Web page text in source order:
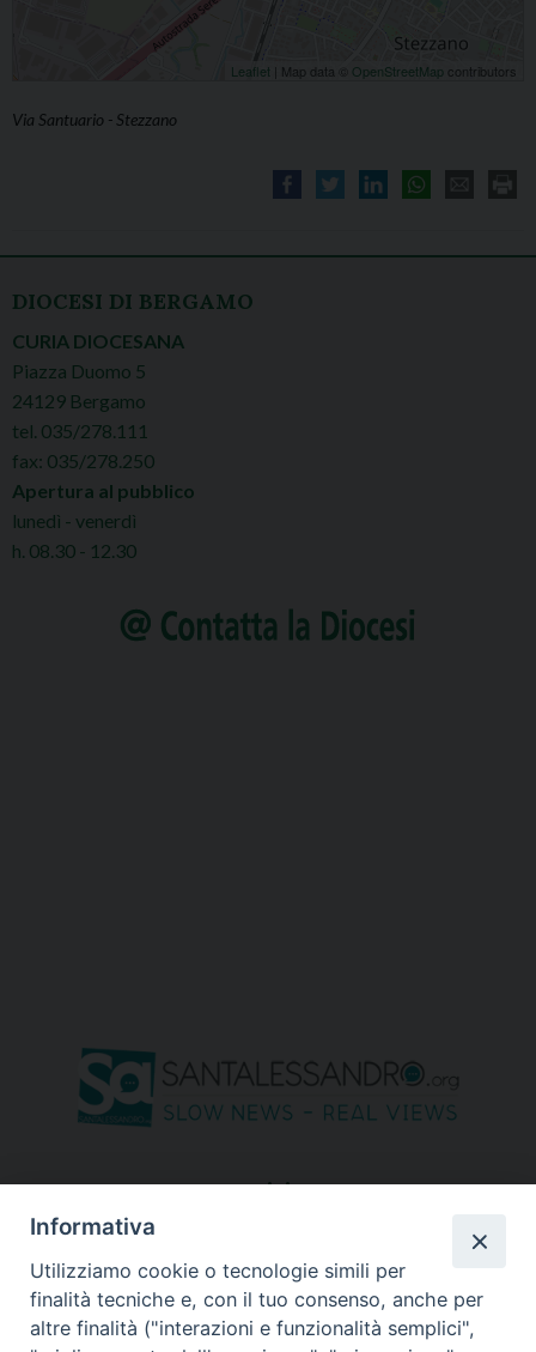
Leaflet | Map data © OpenStreetMap contributors
Via Santuario - Stezzano
DIOCESI DI BERGAMO
CURIA DIOCESANA
Piazza Duomo 5
24129 Bergamo
tel. 035/278.111
fax: 035/278.250
Apertura al pubblico
lunedì - venerdì
h. 08.30 - 12.30
seguici su
Informativa
Utilizziamo cookie o tecnologie simili per
finalità tecniche e, con il tuo consenso, anche per
altre finalità ("interazioni e funzionalità semplici",